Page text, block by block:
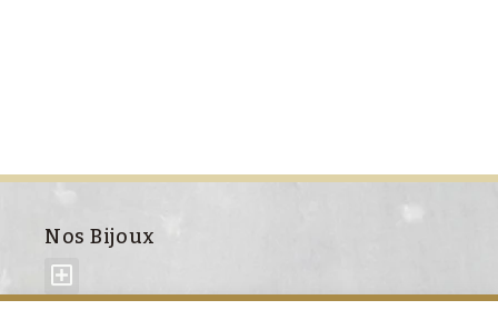
Nos Bijoux